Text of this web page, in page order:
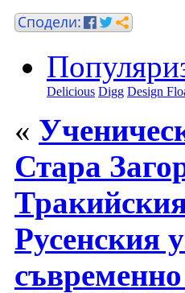
Delicious Digg Design
«
Стара
Русенския